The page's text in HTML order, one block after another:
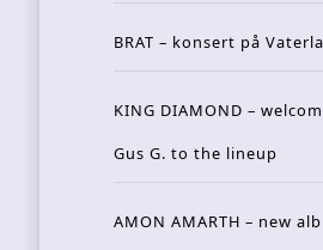
BRAT – konsert på
KING DIAMOND –
Gus G. to the lineup
AMON AMARTH – new